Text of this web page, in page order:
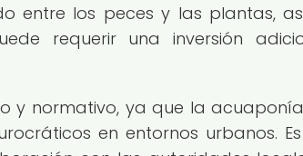
entre los peces y las plantas,
requerir una inversión
y normativo, ya que la
en entornos urbanos.